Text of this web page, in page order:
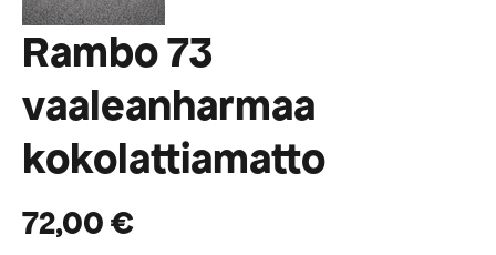
Rambo 73
vaaleanharmaa
kokolattiamatto
72,00€